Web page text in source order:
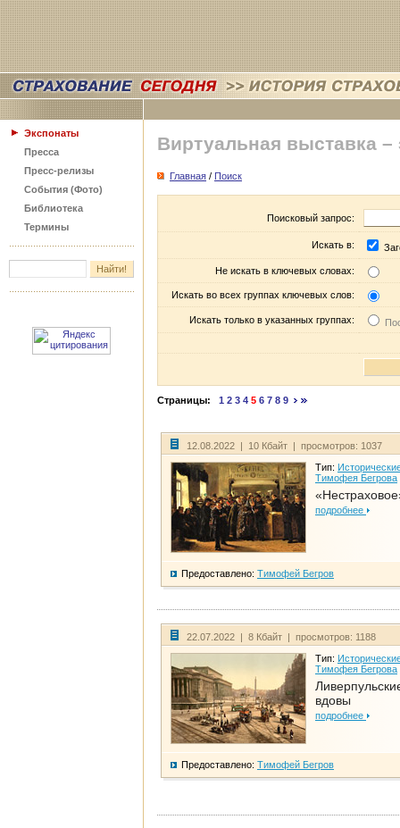
Экспонаты
Пресса
Пресс-релизы
События (Фото)
Библиотека
Термины
Виртуальная выставка –
Главная / Поиск
Поисковый запрос:
Искать в:
Не искать в ключевых словах:
Искать во всех группах ключевых слов:
Искать только в указанных группах:
Страницы: 1 2 3 4 5 6 7 8 9
12.08.2022 | 10 Кбайт | просмотров: 1037
Тип:
Тимофея Бегрова
подробнее
Предоставлено: Тимофей Бегров
22.07.2022 | 8 Кбайт | просмотров: 1188
Тип:
Тимофея Бегрова
вдовы
подробнее
Предоставлено: Тимофей Бегров